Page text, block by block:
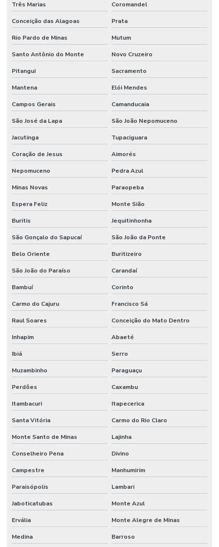
Manutenção Preventiva De Sistemas Mecânicos
Manutenção Preventiva E Corretiva
Manutenção Preventiva E Gestão De Ativos
Manutenção Preventiva E Lubrificação
Manutenção Preventiva E Segurança
Manutenção Preventiva Industrial
Manutenção preventiva industrial
Manutenção Preventiva Para Equipamentos Pesados
Manutenção Preventiva Para Indústrias
Manutenção Preventiva Para Máquinas
Manutenção de redes elétricas industriais
Manutenção de sistemas de ar condicionado
Manutenção de sistemas de climatização comercial
Manutenção de sistemas de climatização predial
Manutenção de sistemas elétricos corporativos
Manutenção de sistemas elétricos industriais
Mão de obra facilities
Mão de obra de limpeza terceirizada
Mão de obra técnica terceirizada
Mão de obra temporária e terceirização
Mecânico terceirizado
Melhorias Em Sistemas Elétricos
Monitoramento De Condições Operacionais
Orçamento manutenção industrial
Orçamento de manutenção preventiva
Planejamento De Manutenção Preventiva
Três Marias Coromandel
Conceição das Alagoas Prata
Rio Pardo de Minas Mutum
Santo Antônio do Monte Novo Cruzeiro
Pitangui Sacramento
Mantena Elói Mendes
Campos Gerais Camanducaia
São José da Lapa São João Nepomuceno
Jacutinga Tupaciguara
Coração de Jesus Aimorés
Nepomuceno Pedra Azul
Minas Novas Paraopeba
Espera Feliz Monte Sião
Buritis Jequitinhonha
São Gonçalo do Sapucaí São João da Ponte
Belo Oriente Buritizeiro
São João do Paraíso Carandaí
Bambuí Corinto
Carmo do Cajuru Francisco Sá
Raul Soares Conceição do Mato Dentro
Inhapim Abaeté
Ibiá Serro
Muzambinho Paraguaçu
Perdões Caxambu
Itambacuri Itapecerica
Santa Vitória Carmo do Rio Claro
Monte Santo de Minas Lajinha
Conselheiro Pena Divino
Campestre Manhumirim
Paraisópolis Lambari
Jaboticatubas Monte Azul
Ervália Monte Alegre de Minas
Medina Barroso